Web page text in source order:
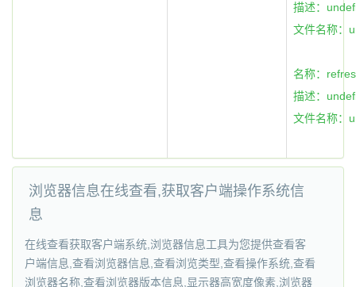
描述：
文件名称：
名称：
描述：
文件名称：
浏览器信息在线查看,获取客户端操作系统信
息
在线查看获取客户端系统,浏览器信息工具为您提供查看客
户端信息,查看浏览器信息,查看浏览类型,查看操作系统,查看
浏览器名称,查看浏览器版本信息,显示器高宽度像素,浏览器